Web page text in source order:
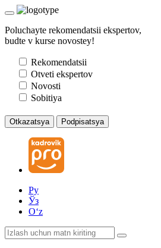
Poluchayte rekomendatsii ekspertov,
budte v kurse novostey!
Rekomendatsii
Otveti ekspertov
Novosti
Sobitiya
Otkazatsya Podpisatsya
Ру
Ўз
Oʻz